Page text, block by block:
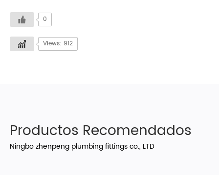
0
Views: 912
Productos Recomendados
Ningbo zhenpeng plumbing fittings co., LTD